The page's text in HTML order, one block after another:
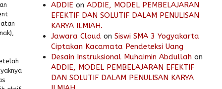
ADDIE on ADDIE, MODEL PEMBELAJARAN
EFEKTIF DAN SOLUTIF DALAM PENULISAN
KARYA ILMIAH.
Jawara Cloud on Siswi SMA 3 Yogyakarta
Ciptakan Kacamata Pendeteksi Uang
Desain Instruksional Muhaimin Abdullah on
ADDIE, MODEL PEMBELAJARAN EFEKTIF
DAN SOLUTIF DALAM PENULISAN KARYA